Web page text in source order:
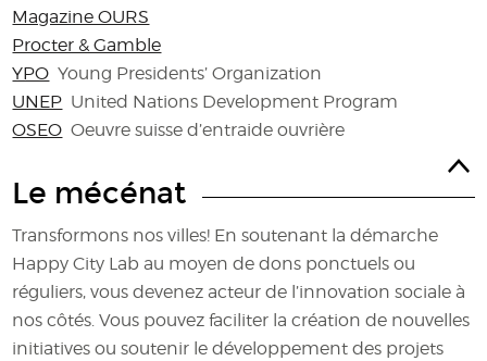
Magazine OURS
Procter & Gamble
YPO Young Presidents’ Organization
UNEP United Nations Development Program
OSEO Oeuvre suisse d’entraide ouvrière
Le mécénat
Transformons nos villes! En soutenant la démarche
Happy City Lab au moyen de dons ponctuels ou
réguliers, vous devenez acteur de l’innovation sociale à
nos côtés. Vous pouvez faciliter la création de nouvelles
initiatives ou soutenir le développement des projets